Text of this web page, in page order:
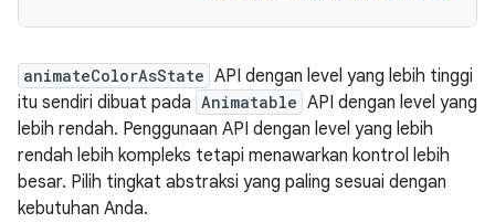
animateColorAsState API dengan level yang lebih tinggi
itu sendiri dibuat pada Animatable API dengan level yang
lebih rendah. Penggunaan API dengan level yang lebih
rendah lebih kompleks tetapi menawarkan kontrol lebih
besar. Pilih tingkat abstraksi yang paling sesuai dengan
kebutuhan Anda.